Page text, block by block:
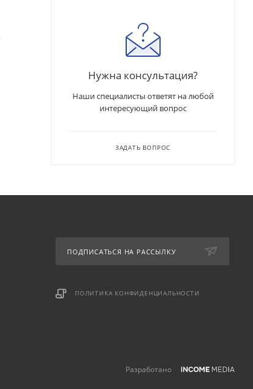
Нужна консультация?
Наши специалисты ответят на любой
интересующий вопрос
ЗАДАТЬ ВОПРОС
ПОДПИСАТЬСЯ НА РАССЫЛКУ
ПОЛИТИКА КОНФИДЕНЦИАЛЬНОСТИ
Разработано